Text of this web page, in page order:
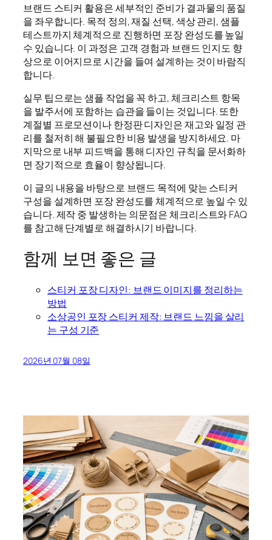
브랜드 스티커 활용은 세부적인 준비가 결과물의 품질
을 좌우합니다. 목적 정의, 재질 선택, 색상 관리, 샘플
테스트까지 체계적으로 진행하면 포장 완성도를 높일
수 있습니다. 이 과정은 고객 경험과 브랜드 인지도 향
상으로 이어지므로 시간을 들여 설계하는 것이 바람직
합니다.
실무 팁으로는 샘플 작업을 꼭 하고, 체크리스트 항목
을 발주서에 포함하는 습관을 들이는 것입니다. 또한
계절별 프로모션이나 한정판 디자인은 재고와 일정 관
리를 철저히 해 불필요한 비용 발생을 방지하세요. 마
지막으로 내부 피드백을 통해 디자인 규칙을 문서화하
면 장기적으로 효율이 향상됩니다.
이 글의 내용을 바탕으로 브랜드 목적에 맞는 스티커
구성을 설계하면 포장 완성도를 체계적으로 높일 수 있
습니다. 제작 중 발생하는 의문점은 체크리스트와 FAQ
를 참고해 단계별로 해결하시기 바랍니다.
함께 보면 좋은 글
스티커 포장 디자인: 브랜드 이미지를 정리하는
방법
소상공인 포장 스티커 제작: 브랜드 느낌을 살리
는 구성 기준
2026년 07월 08일